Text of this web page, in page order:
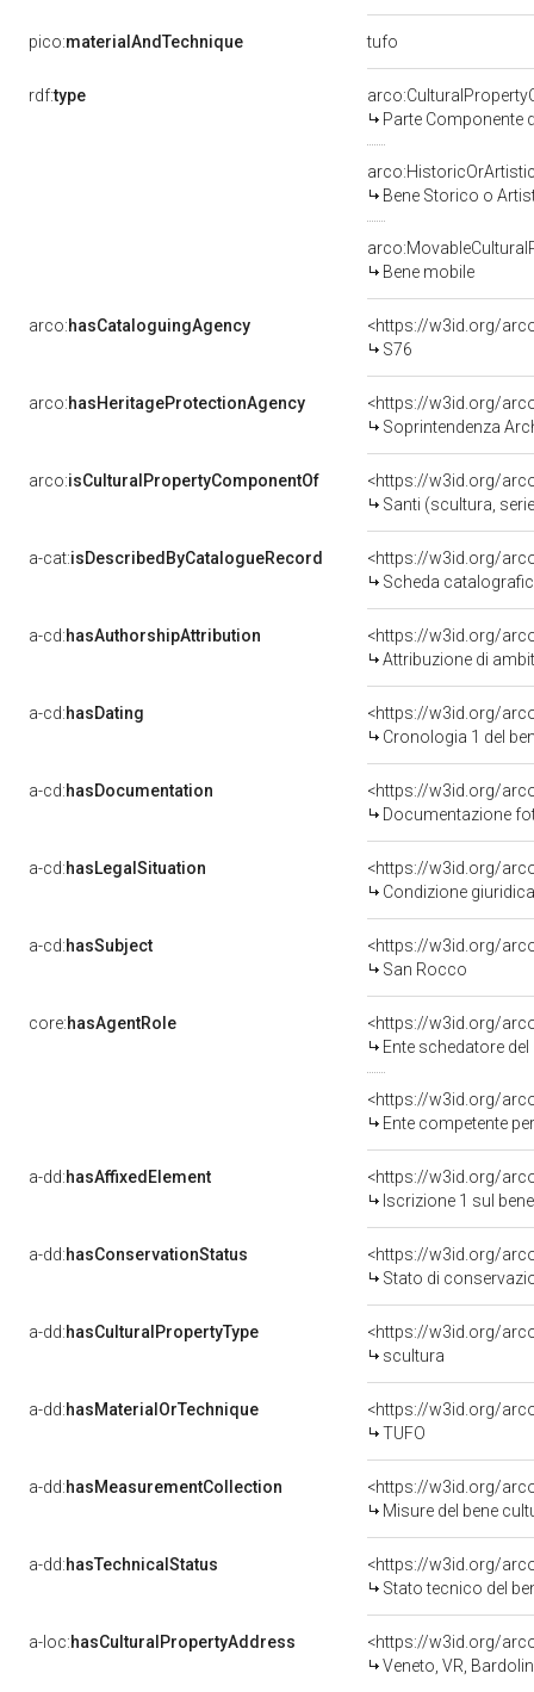
pico:materialAndTechnique tufo
rdf:type
Parte Componente
Bene Storico o
Bene mobile
arco:hasCataloguingAgency
<https://w3id.org/
S76
arco:hasHeritageProtectionAgency
<https://w3id.org/
Soprintendenza
arco:isCulturalPropertyComponentOf
<https://w3id.org/
Santi (scultura,
a-cat:isDescribedByCatalogueRecord
<https://w3id.org/
Scheda
a-cd:hasAuthorshipAttribution
Attribuzione di
a-cd:hasDating
<https://w3id.org/
Cronologia 1 del
a-cd:hasDocumentation
Documentazione
a-cd:hasLegalSituation
Condizione
a-cd:hasSubject
<https://w3id.org/
San Rocco
core:hasAgentRole
<https://w3id.org/
Ente schedatore
<https://w3id.org/
Ente competente per tutela
a-dd:hasAffixedElement
<https://w3id.org/
Iscrizione 1 sul
a-dd:hasConservationStatus
<https://w3id.org/
Stato di
a-dd:hasCulturalPropertyType
<https://w3id.org/
scultura
a-dd:hasMaterialOrTechnique
<https://w3id.org/
TUFO
a-dd:hasMeasurementCollection
<https://w3id.org/
Misure del bene
a-dd:hasTechnicalStatus
<https://w3id.org/
Stato tecnico del
a-loc:hasCulturalPropertyAddress
<https://w3id.org/
Veneto, VR,